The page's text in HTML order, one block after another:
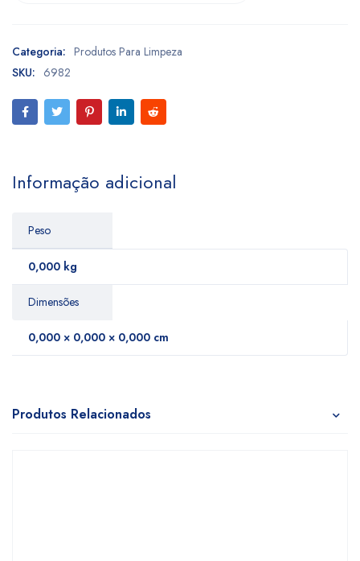
Categoria: Produtos Para Limpeza
SKU: 6982
Informação adicional
Peso
0,000 kg
Dimensões
0,000 × 0,000 × 0,000 cm
Produtos Relacionados